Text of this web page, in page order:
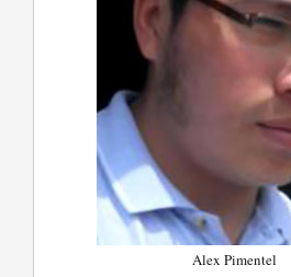
Alex Pimentel